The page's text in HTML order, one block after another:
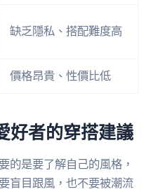
缺乏隱私、搭配難度高
價格昂貴、性價比低
好者的穿搭建議
的是要了解自己的風格，
盲目跟風，也不要被潮流